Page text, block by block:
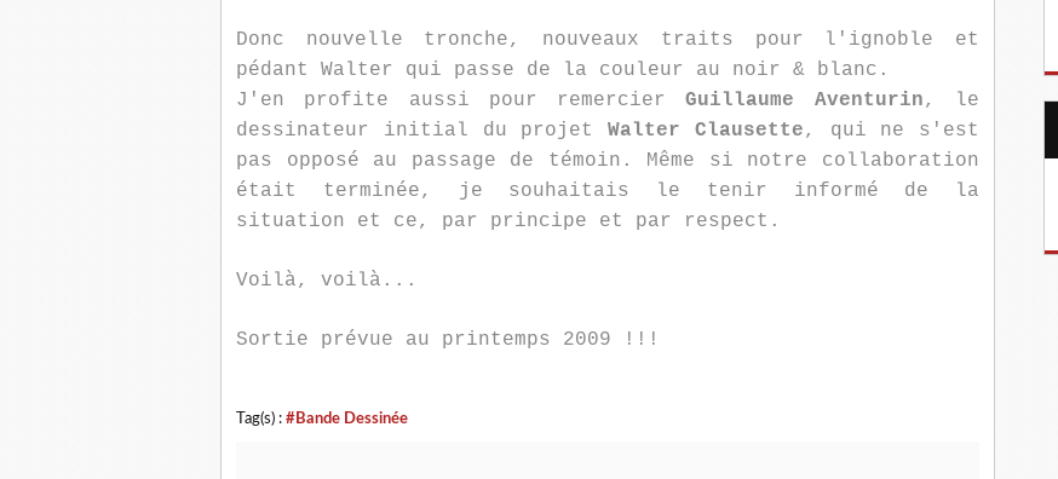
Donc nouvelle tronche, nouveaux traits pour l'ignoble et
pédant Walter qui passe de la couleur au noir & blanc.
J'en profite aussi pour remercierGuillaume Aventurin, le
dessinateur initial du projet Walter Clausette, qui ne s'est
pas opposé au passage de témoin. Même si notre collaboration
était terminée, je souhaitais le tenir informé de la
situation et ce, par principe et par respect.
Voilà, voilà...
Sortie prévue au printemps 2009 !!!
Tag(s) : #Bande Dessinée